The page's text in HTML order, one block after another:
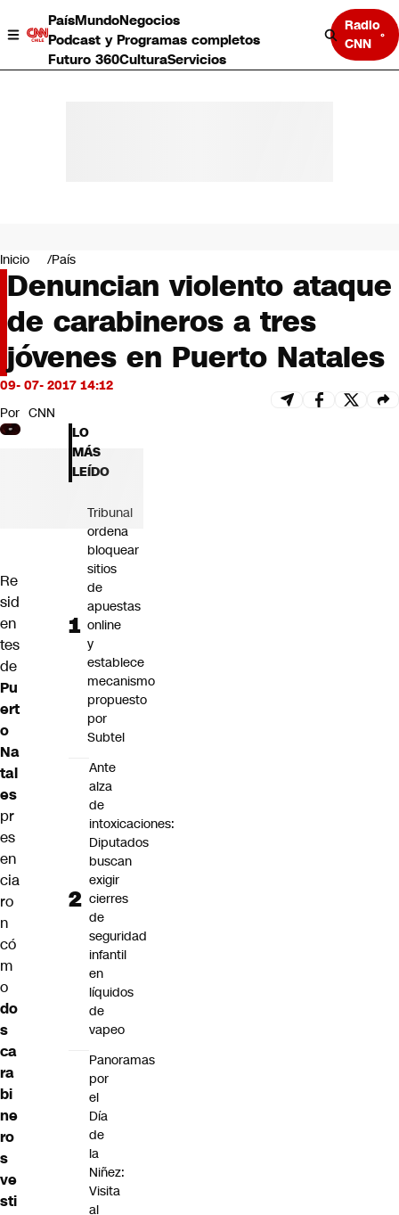
PaísMundoNegocios
Podcast y Programas completos
Futuro 360CulturaServicios
Radio
CNN
Negocios
Deportes
Programas completos
Cultura
Servicios
Bits
CNN tiempo
Futuro 360
Opinión
Inicio País
Denuncian violento ataque
de carabineros a tres
jóvenes en Puerto Natales
09- 07- 2017 14:12
Por CNN
Re
sid
en
tes
de
Pu
ert
o
Na
tal
es
pr
es
en
cia
ro
n
có
m
o
do
s
ca
ra
bi
ne
ro
s
ve
sti
LO
MÁS
LEÍDO
Tribunal
ordena
bloquear
sitios
de
apuestas
online
y
establece
mecanismo
propuesto
por
Subtel
Ante
alza
de
intoxicaciones:
Diputados
buscan
exigir
cierres
de
seguridad
infantil
en
líquidos
de
vapeo
Panoramas
por
el
Día
de
la
Niñez:
Visita
al